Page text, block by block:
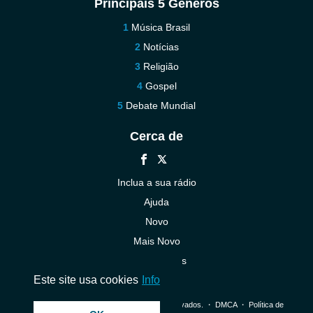
Principais 5 Gêneros
Música Brasil
Notícias
Religião
Gospel
Debate Mundial
Cerca de
Inclua a sua rádio
Ajuda
Novo
Mais Novo
Contacte-nos
© 2026 InstantAudio. Todos os direitos reservados. ・ DMCA・ Política de
Este site usa cookies Info